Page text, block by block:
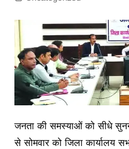
जनता की समस्याओं को सीधे
से सोमवार को जिला कार्यालय